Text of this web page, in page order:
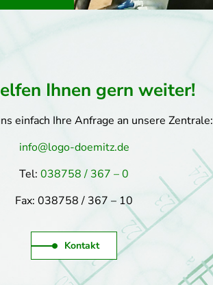
Ihnen gern weiter!
einfach Ihre Anfrage an unsere Zentrale:
info@logo-doemitz.de
Tel: 038758 / 367 – 0
Fax: 038758 / 367 – 10
Kontakt